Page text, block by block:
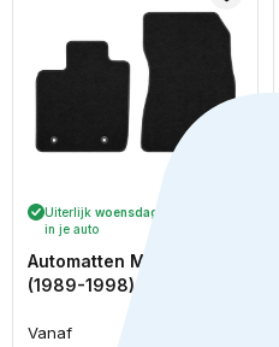
Uiterlijk woensdag 12 augustus
in je auto
Automatten Mazda MX-5
(1989-1998)
Normale
Vanaf